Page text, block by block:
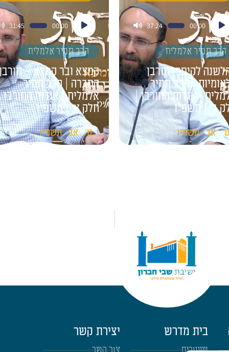
00:00
37:24
הרב תמיר אלמליח
לקיסר- חורבן
| הרב תמיר
| אגדות החורבן |
ב' | תשפ"ו
אב תשפ"ו
נגן
אודיו
00:00
31:45
הרב תמיר אלמליח
קמצא ובר קמצא –
החברה | הרב תמיר
אלמליח | אגדות
חלק א' | תשפ"ו
ט' אב תשפ"ו
בית מדרש יצירת קשר